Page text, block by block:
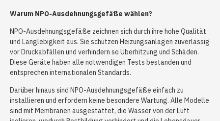
Warum NPO-Ausdehnungsgefäße wählen?
NPO-Ausdehnungsgefäße zeichnen sich durch ihre hohe Qualität
und Langlebigkeit aus. Sie schützen Heizungsanlagen zuverlässig
vor Druckabfällen und verhindern so Überhitzung und Schäden.
Diese Geräte haben alle notwendigen Tests bestanden und
entsprechen internationalen Standards.
Darüber hinaus sind NPO-Ausdehnungsgefäße einfach zu
installieren und erfordern keine besondere Wartung. Alle Modelle
sind mit Membranen ausgestattet, die Wasser von der Luft